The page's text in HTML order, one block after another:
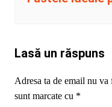
Lasă un răspuns
Adresa ta de email nu va
sunt marcate cu *